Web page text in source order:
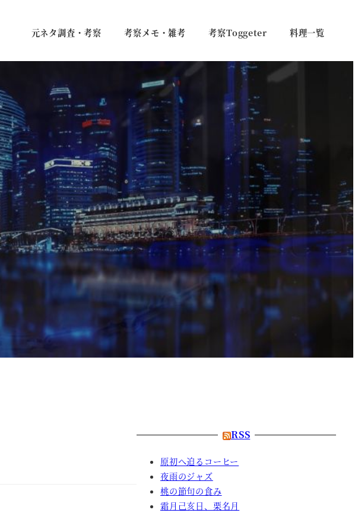
元ネタ調査・考察 考察メモ・雑考 考察Toggeter 料理一覧
RSS
原初へ迫るコーヒー
夜雨のジャズ
桃の節句の食み
霜月己亥日、栗名月